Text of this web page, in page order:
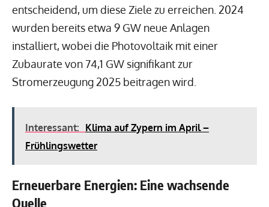
entscheidend, um diese Ziele zu erreichen. 2024
wurden bereits etwa 9 GW neue Anlagen
installiert, wobei die Photovoltaik mit einer
Zubaurate von 74,1 GW signifikant zur
Stromerzeugung 2025 beitragen wird.
Interessant: Klima auf Zypern im April –
Frühlingswetter
Erneuerbare Energien: Eine wachsende
Quelle